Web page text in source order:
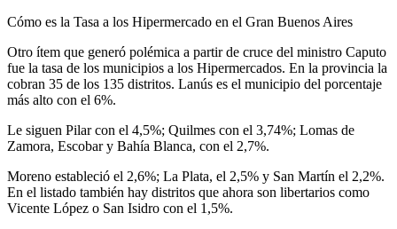
Cómo es la Tasa a los Hipermercado en el Gran Buenos Aires
Otro ítem que generó polémica a partir de cruce del ministro Caputo
fue la tasa de los municipios a los Hipermercados. En la provincia la
cobran 35 de los 135 distritos. Lanús es el municipio del porcentaje
más alto con el 6%.
Le siguen Pilar con el 4,5%; Quilmes con el 3,74%; Lomas de
Zamora, Escobar y Bahía Blanca, con el 2,7%.
Moreno estableció el 2,6%; La Plata, el 2,5% y San Martín el 2,2%.
En el listado también hay distritos que ahora son libertarios como
Vicente López o San Isidro con el 1,5%.